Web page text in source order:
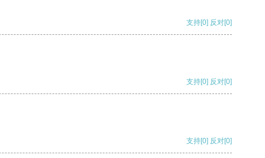
支持[0] 反对[0]
支持[0] 反对[0]
支持[0] 反对[0]